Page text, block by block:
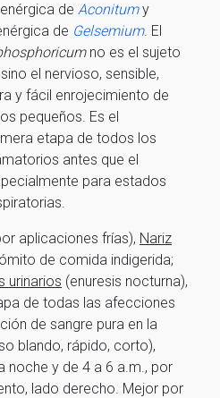
de Aconitum y
de Gelsemium. El
no es el sujeto
el nervioso, sensible,
y fácil enrojecimiento de
pequeños. Es el
etapa de todos los
antes que el
para estados
aplicaciones frías), Nariz
de comida indigerida;
urinarios (enuresis nocturna),
de todas las afecciones
de sangre pura en la
blando, rápido, corto),
noche y de 4 a 6 a.m., por
lado derecho. Mejor por